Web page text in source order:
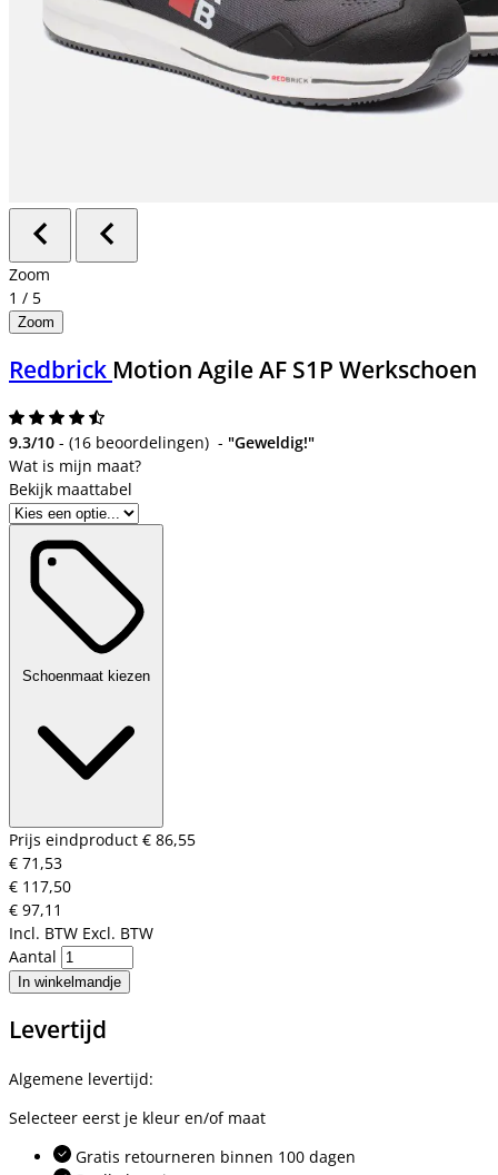
Zoom
1 / 5
Zoom
Redbrick Motion Agile AF S1P Werkschoen
9.3/10 - (16 beoordelingen) - "Geweldig!"
Bekijk maattabel
Schoenmaat kiezen
Prijs eindproduct € 86,55
€ 71,53
€ 117,50
€ 97,11
Incl. BTW Excl. BTW
Aantal
In winkelmandje
Levertijd
Algemene levertijd:
Selecteer eerst je kleur en/of maat
Gratis retourneren binnen 100 dagen